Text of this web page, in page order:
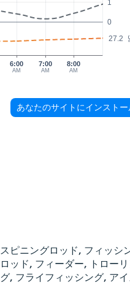
0
1
27.2
6:00
AM
7:00
AM
8:00
AM
あなたのサイトにインストー
スピニングロッド, フィッシ
ロッド, フィーダー, トローリ
グ, フライフィッシング, アイ